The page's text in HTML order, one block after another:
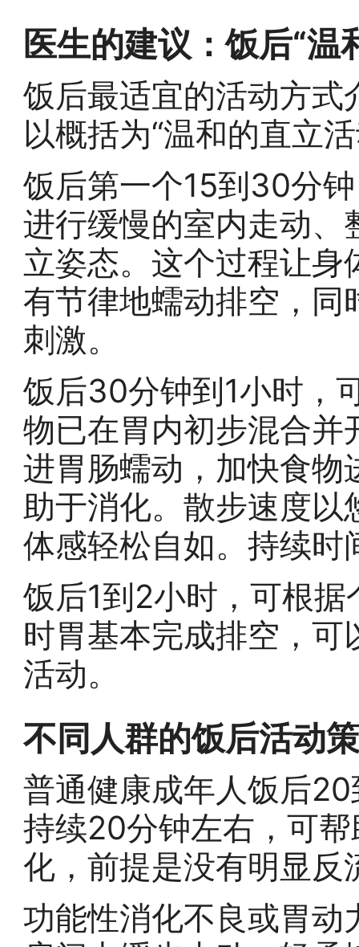
医生的建议：饭后“温
饭后最适宜的活动方式
以概括为“温和的直立
饭后第一个15到30分
进行缓慢的室内走动
立姿态。这个过程让
有节律地蠕动排空，
刺激。
饭后30分钟到1小时，
物已在胃内初步混合
进胃肠蠕动，加快食
助于消化。散步速度
体感轻松自如。持续
饭后1到2小时，可根
时胃基本完成排空，
活动。
不同人群的饭后活动
普通健康成年人饭后
持续20分钟左右，可
化，前提是没有明显反
功能性消化不良或胃